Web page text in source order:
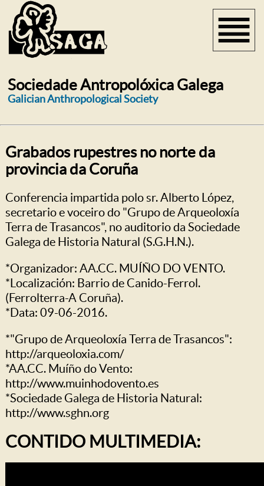
Sociedade Antropolóxica Galega
Galician Anthropological Society
Grabados rupestres no norte da
provincia da Coruña
Conferencia impartida polo sr. Alberto López,
secretario e voceiro do "Grupo de Arqueoloxía
Terra de Trasancos", no auditorio da Sociedade
Galega de Historia Natural (S.G.H.N.).
*Organizador: AA.CC. MUÍÑO DO VENTO.
*Localización: Barrio de Canido-Ferrol.
(Ferrolterra-A Coruña).
*Data: 09-06-2016.
*"Grupo de Arqueoloxía Terra de Trasancos":
http://arqueoloxia.com/
*AA.CC. Muíño do Vento:
http://www.muinhodovento.es
*Sociedade Galega de Historia Natural:
http://www.sghn.org
CONTIDO MULTIMEDIA: